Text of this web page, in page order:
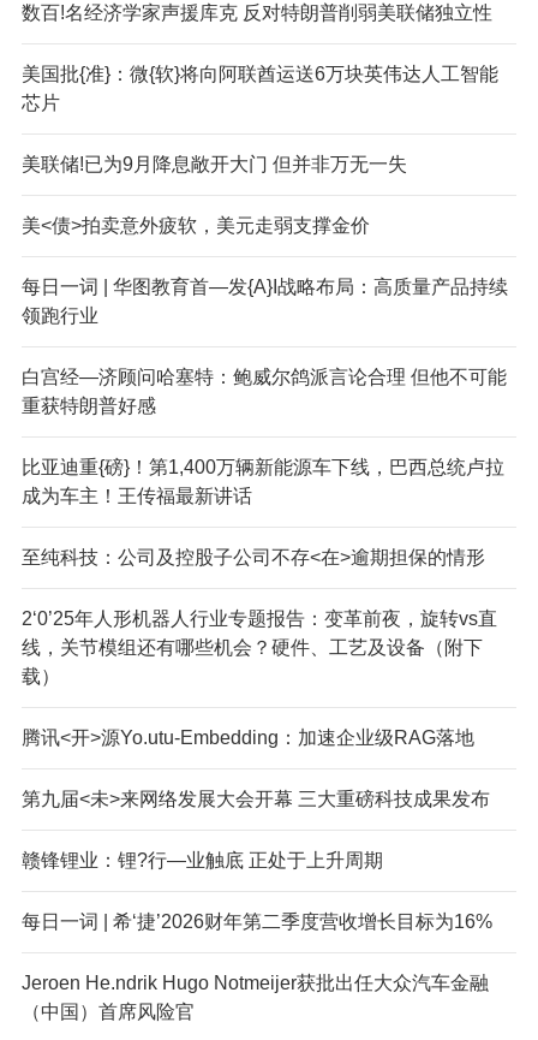
数百!名经济学家声援库克 反对特朗普削弱美联储独立性
美国批{准}：微{软}将向阿联酋运送6万块英伟达人工智能
芯片
美联储!已为9月降息敞开大门 但并非万无一失
美<债>拍卖意外疲软，美元走弱支撑金价
每日一词 | 华图教育首—发{A}I战略布局：高质量产品持续
领跑行业
白宫经—济顾问哈塞特：鲍威尔鸽派言论合理 但他不可能
重获特朗普好感
比亚迪重{磅}！第1,400万辆新能源车下线，巴西总统卢拉
成为车主！王传福最新讲话
至纯科技：公司及控股子公司不存<在>逾期担保的情形
2‘0’25年人形机器人行业专题报告：变革前夜，旋转vs直
线，关节模组还有哪些机会？硬件、工艺及设备（附下
载）
腾讯<开>源Yo.utu-Embedding：加速企业级RAG落地
第九届<未>来网络发展大会开幕 三大重磅科技成果发布
赣锋锂业：锂?行—业触底 正处于上升周期
每日一词 | 希‘捷’2026财年第二季度营收增长目标为16%
Jeroen He.ndrik Hugo Notmeijer获批出任大众汽车金融
（中国）首席风险官